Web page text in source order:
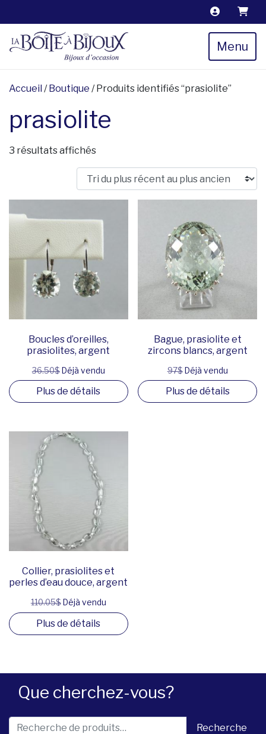
Menu
Que cherchez-vous?
Recherche pour : Recherche
Accueil /Boutique / Produits identifiés “prasiolite”
prasiolite
3 résultats affichésTrié du plus récent au plus ancien
Boucles d’oreilles,
prasiolites, argent
36.50$Déjà vendu
Plus de détails
Bague, prasiolite et
zircons blancs, argent
97$Déjà vendu
Plus de détails
Collier, prasiolites et
perles d’eau douce, argent
110.05$Déjà vendu
Plus de détails